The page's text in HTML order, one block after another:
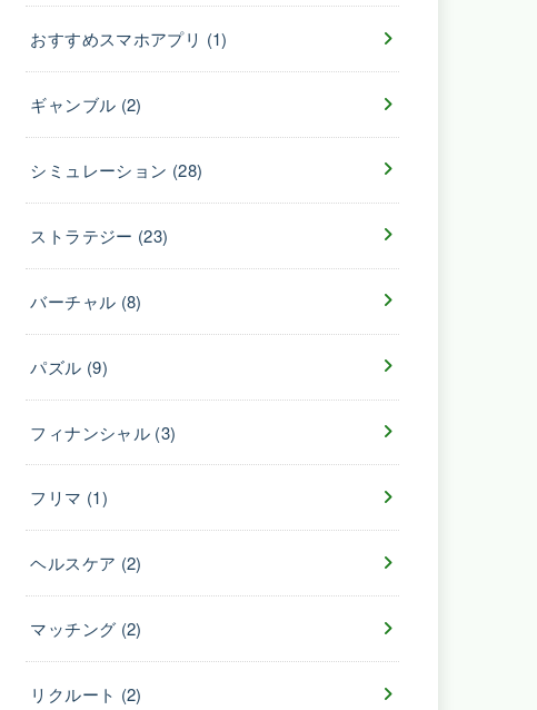
おすすめスマホアプリ (1)
ギャンブル (2)
シミュレーション (28)
ストラテジー (23)
バーチャル (8)
パズル (9)
フィナンシャル (3)
フリマ (1)
ヘルスケア (2)
マッチング (2)
リクルート (2)